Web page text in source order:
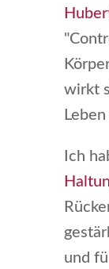
wirkt
Ich
und